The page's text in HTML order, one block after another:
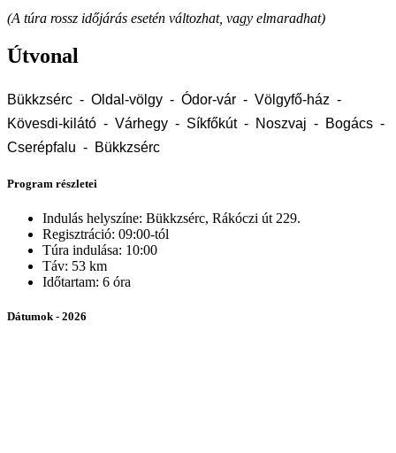
(A túra rossz időjárás esetén változhat, vagy elmaradhat)
Útvonal
Bükkzsérc - Oldal-völgy - Ódor-vár - Völgyfő-ház -
Kövesdi-kilátó - Várhegy - Síkfőkút - Noszvaj - Bogács -
Cserépfalu - Bükkzsérc
Program részletei
Indulás helyszíne: Bükkzsérc, Rákóczi út 229.
Regisztráció: 09:00-tól
Túra indulása: 10:00
Táv: 53 km
Időtartam: 6 óra
Dátumok - 2026